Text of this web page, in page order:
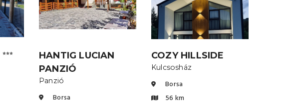
⭐⭐⭐
HANTIG LUCIAN
PANZIÓ
Panzió
Borsa
COZY HILLSIDE
Kulcsosház
Borsa
56 km